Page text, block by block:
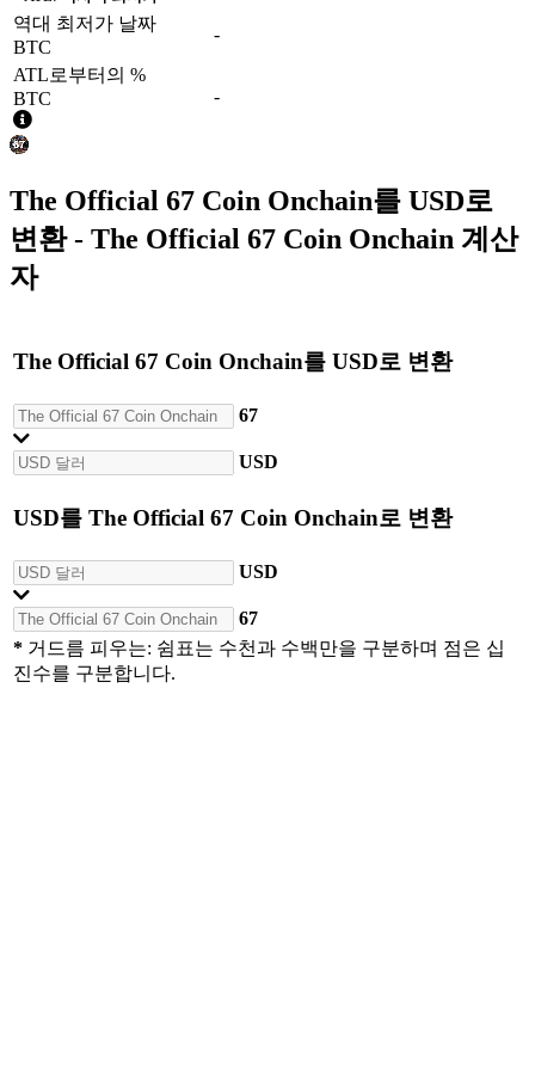
역대 최저가 날짜
BTC
-
ATL로부터의 %
BTC
-
The Official 67 Coin Onchain를 USD로
변환 - The Official 67 Coin Onchain 계산
자
The Official 67 Coin Onchain를 USD로 변환
67
USD
USD를 The Official 67 Coin Onchain로 변환
USD
67
* 거드름 피우는: 쉼표는 수천과 수백만을 구분하며 점은 십
진수를 구분합니다.